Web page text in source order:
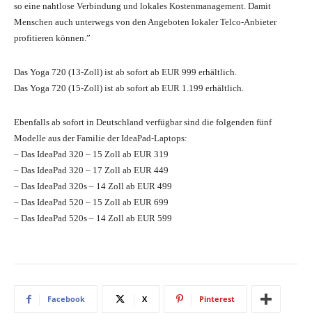
so eine nahtlose Verbindung und lokales Kostenmanagement. Damit
Menschen auch unterwegs von den Angeboten lokaler Telco-Anbieter
profitieren können.”
Das Yoga 720 (13-Zoll) ist ab sofort ab EUR 999 erhältlich.
Das Yoga 720 (15-Zoll) ist ab sofort ab EUR 1.199 erhältlich.
Ebenfalls ab sofort in Deutschland verfügbar sind die folgenden fünf
Modelle aus der Familie der IdeaPad-Laptops:
– Das IdeaPad 320 – 15 Zoll ab EUR 319
– Das IdeaPad 320 – 17 Zoll ab EUR 449
– Das IdeaPad 320s – 14 Zoll ab EUR 499
– Das IdeaPad 520 – 15 Zoll ab EUR 699
– Das IdeaPad 520s – 14 Zoll ab EUR 599
Facebook X Pinterest